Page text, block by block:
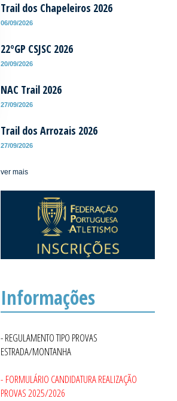
Trail dos Chapeleiros 2026
06/09/2026
22ºGP CSJSC 2026
20/09/2026
NAC Trail 2026
27/09/2026
Trail dos Arrozais 2026
27/09/2026
ver mais
Informações
- REGULAMENTO TIPO PROVAS
ESTRADA/MONTANHA
- FORMULÁRIO CANDIDATURA REALIZAÇÃO
PROVAS 2025/2026